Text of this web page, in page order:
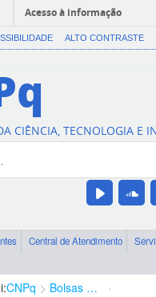
Acesso à informação
ALTO CONTRASTE
CIÊNCIA, TECNOLOGIA E
Central de Atendimento
CNPq Bolsas e Auxílios Vigentes